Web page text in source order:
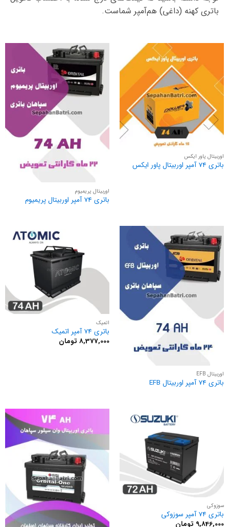
باتری کهنه (داغی) هم‌آمپر شماست.
اوربیتال پاور ایکس
باتری 74 آمپر اوربیتال پاور ایکس
اوربیتال پریمیوم
باتری 74 آمپر اوربیتال پریمیوم
اوربیتال EFB
باتری 74 آمپر اوربیتال EFB
اتمیک
باتری 74 آمپر اتمیک
8,377,000 تومان
سوزوکی
باتری 74 آمپر سوزوکی
9,846,000 تومان